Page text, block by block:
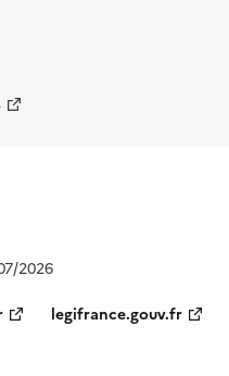
2026
legifrance.gouv.fr